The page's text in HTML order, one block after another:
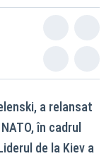
a relansat
în cadrul
de la Kiev a